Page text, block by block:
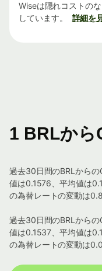
Wiseは隠れコストの
しています。
詳細を
1 BRLから
過去30日間のBRLから
値は0.1576、平均値は
の為替レートの変動は
過去30日間のBRLから
値は0.1537、平均値は
の為替レートの変動は